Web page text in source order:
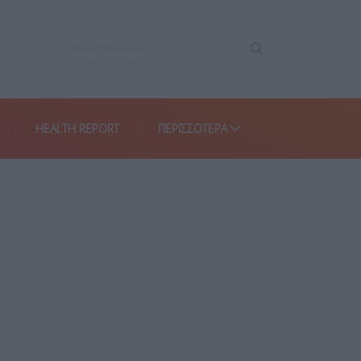
HEALTH REPORT ΠΕΡΙΣΣΌΤΕΡΑ